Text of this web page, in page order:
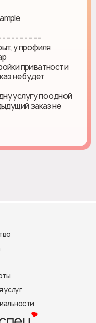
- - - - - - - -
у профиля
приватности
не будет
услугу по одной
заказ не
услуг